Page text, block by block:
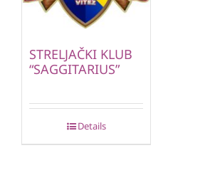
STRELJAČKI KLUB
“SAGGITARIUS”
Details